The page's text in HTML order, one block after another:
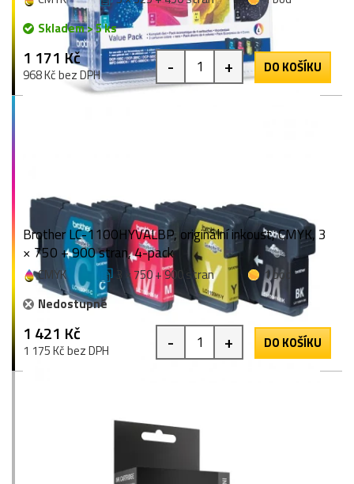
Skladem > 5 ks
1 171 Kč
968 Kč bez DPH - + DO KOŠÍKU
Brother LC-1100HYVALBP, originální inkoust, CMYK, 3
× 750 + 900 stran, 4-pack
CMYK 3 × 750 + 900 stran
1 bod
Nedostupné
1 421 Kč
1 175 Kč bez DPH - + DO KOŠÍKU